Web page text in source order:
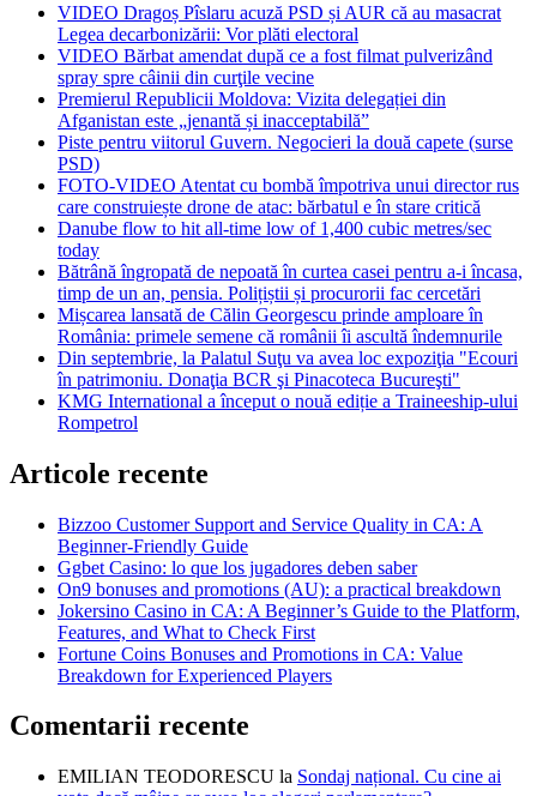
VIDEO Dragoș Pîslaru acuză PSD și AUR că au masacrat
Legea decarbonizării: Vor plăti electoral
VIDEO Bărbat amendat după ce a fost filmat pulverizând
spray spre câinii din curţile vecine
Premierul Republicii Moldova: Vizita delegației din
Afganistan este „jenantă și inacceptabilă”
Piste pentru viitorul Guvern. Negocieri la două capete (surse
PSD)
FOTO-VIDEO Atentat cu bombă împotriva unui director rus
care construiește drone de atac: bărbatul e în stare critică
Danube flow to hit all-time low of 1,400 cubic metres/sec
today
Bătrână îngropată de nepoată în curtea casei pentru a-i încasa,
timp de un an, pensia. Polițiștii și procurorii fac cercetări
Mișcarea lansată de Călin Georgescu prinde amploare în
România: primele semene că românii îi ascultă îndemnurile
Din septembrie, la Palatul Suţu va avea loc expoziţia "Ecouri
în patrimoniu. Donaţia BCR şi Pinacoteca Bucureşti"
KMG International a început o nouă ediție a Traineeship-ului
Rompetrol
Articole recente
Bizzoo Customer Support and Service Quality in CA: A
Beginner-Friendly Guide
Ggbet Casino: lo que los jugadores deben saber
On9 bonuses and promotions (AU): a practical breakdown
Jokersino Casino in CA: A Beginner’s Guide to the Platform,
Features, and What to Check First
Fortune Coins Bonuses and Promotions in CA: Value
Breakdown for Experienced Players
Comentarii recente
EMILIAN TEODORESCU la Sondaj național. Cu cine ai